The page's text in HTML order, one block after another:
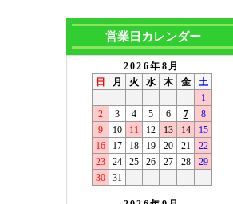
営業日カレンダー